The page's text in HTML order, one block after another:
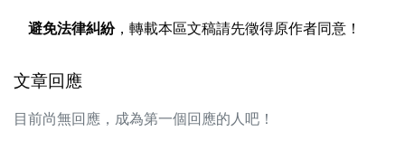
避免法律糾紛，轉載本區文稿請先徵得原作者同意！
文章回應
目前尚無回應，成為第一個回應的人吧！